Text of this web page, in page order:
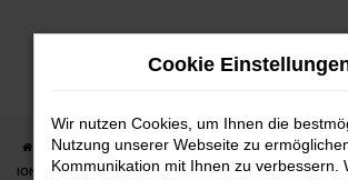
Zum
Startseite Stuttgart Hyundai Hyundai IONIQ
IONIQ gebraucht günstig kaufen mit Lieferservice
Cookie
Wir nutzen Cookies, um Ihnen die
Nutzung unserer Webseite zu
Kommunikation mit Ihnen zu verbessern.